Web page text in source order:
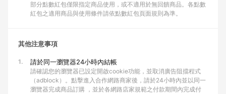
部分點數紅包僅限指定商品使用，或不適用於無回饋商品。各點數
紅包之適用商品與使用條件請依點數紅包頁面規則為準。
其他注意事項
1. 請於同一瀏覽器24小時內結帳
請確認您的瀏覽器已設定開啟cookie功能，並取消廣告阻擋程式
（adblock）。點擊進入合作網路商家後，請於24小時內並以同一
瀏覽器完成商品訂購 ，並於各網路店家規範之付款期間內完成付